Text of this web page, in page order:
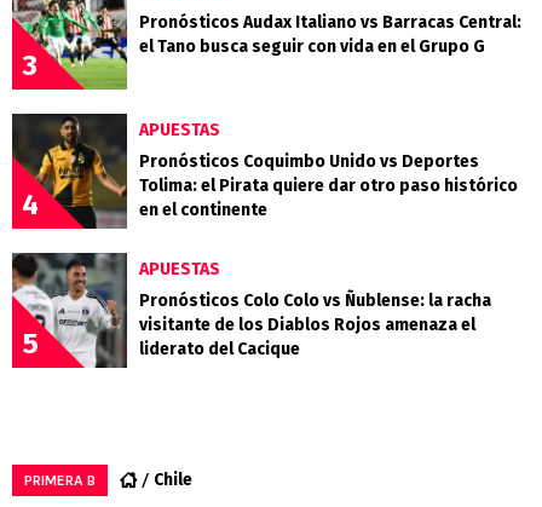
3
Pronósticos Audax Italiano vs Barracas Central:
el Tano busca seguir con vida en el Grupo G
4
APUESTAS
Pronósticos Coquimbo Unido vs Deportes
Tolima: el Pirata quiere dar otro paso histórico
en el continente
5
APUESTAS
Pronósticos Colo Colo vs Ñublense: la racha
visitante de los Diablos Rojos amenaza el
liderato del Cacique
PRIMERA B Chile